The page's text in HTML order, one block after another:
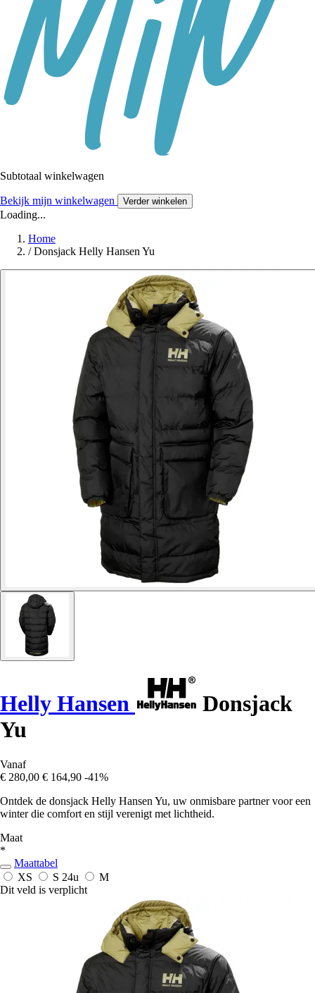
Subtotaal winkelwagen
Bekijk mijn winkelwagen Verder winkelen
Loading...
Home
/ Donsjack Helly Hansen Yu
Helly Hansen
Donsjack
Yu
Vanaf
€ 280,00 € 164,90 -41%
Ontdek de donsjack Helly Hansen Yu, uw onmisbare partner voor een
winter die comfort en stijl verenigt met lichtheid.
Maat
*
Maattabel
XS
S 24u
M
Dit veld is verplicht